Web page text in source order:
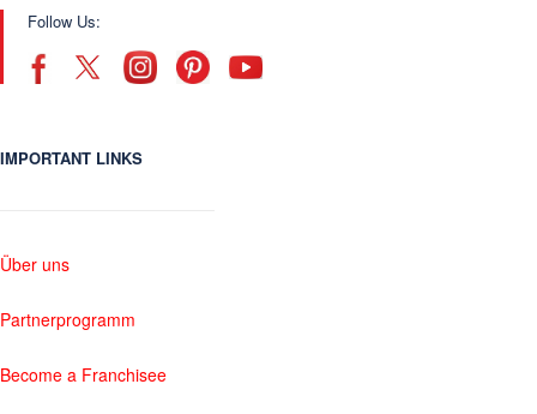
Follow Us:
IMPORTANT LINKS
Über uns
Partnerprogramm
Become a Franchisee